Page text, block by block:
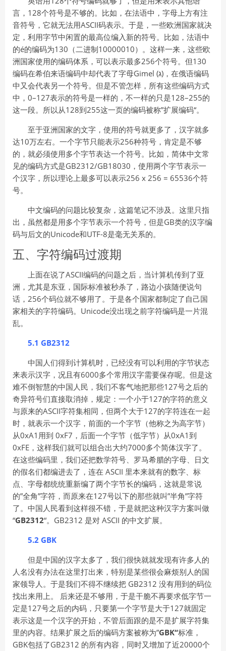
言，128个符号是不够的。比如，在法语中，字母上方有注
音符号，它就无法用ASCII码表示。于是，一些欧洲国家就决
定，利用字节中闲置的最高位编入新的符号。比如，法语中
的é的编码为130（二进制10000010）。这样一来，这些欧
洲国家使用的编码体系，可以表示最多256个符号。但130
编码在希伯来语编码中却代表了字母Gimel (ג)，在俄语编码
中又会代表另一个符号。但是不管怎样，所有这些编码方式
中，0–127表示的符号是一样的，不一样的只是128–255的
这一段。所以从128到255这一页的编码被称”扩展编码“。
至于亚洲国家的文字，使用的符号就更多了，汉字就多
达10万左右。一个字节只能表示256种符号，肯定是不够
的，就必须使用多个字节表达一个符号。比如，简体中文常
见的编码方式是GB2312/GB18030，使用两个字节表示一
个汉字，所以理论上最多可以表示256 x 256 = 65536个符
号。
中文编码的问题比较复杂，这篇笔记不涉及。这里只指
出，虽然都是用多个字节表示一个符号，但是GB类的汉字编
码与后文的Unicode和UTF-8是毫无关系的。
五、字符编码过渡期
上面在说了ASCII编码的问题之后，当计算机传到了亚
洲，尤其是东亚，国际标准被秒杀了，路边小孩随便说句
话，256个码位就不够用了。于是各个国家都制定了自己国
家相关的字符编码。Unicode没出现之前字符编码是一片混
乱。
5.1 GB2312
中国人们得到计算机时，已经没有可以利用的字节状态
来表示汉字，况且有6000多个常用汉字需要保存呢。但是这
难不倒智慧的中国人民，我们不客气地把那些127号之后的
奇异符号们直接取消掉，规定：一个小于127的字符的意义
与原来的ASCII字符集相同，但两个大于127的字符连在一起
时，就表示一个汉字，前面的一个字节（他称之为高字节）
从0xA1用到 0xF7，后面一个字节（低字节）从0xA1到
0xFE，这样我们就可以组合出大约7000多个简体汉字了。
在这些编码里，我们还把数学符号、罗马希腊的字母、日文
的假名们都编进去了，连在 ASCII 里本来就有的数字、标
点、字母都统统重新编了两个字节长的编码，这就是常说
的”全角”字符，而原来在127号以下的那些就叫”半角”字符
了。中国人民看到这样很不错，于是就把这种汉字方案叫做
“GB2312“。GB2312 是对 ASCII 的中文扩展。
5.2 GBK
但是中国的汉字太多了，我们很快就就发现有许多人的
人名没有办法在这里打出来，特别是某些很会麻烦别人的国
家领导人。于是我们不得不继续把 GB2312 没有用到的码位
找出来用上。 后来还是不够用，于是干脆不再要求低字节一
定是127号之后的内码，只要第一个字节是大于127就固定
表示这是一个汉字的开始，不管后面跟的是不是扩展字符集
里的内容。结果扩展之后的编码方案被称为”GBK“标准，
GBK包括了GB2312 的所有内容，同时又增加了近20000个